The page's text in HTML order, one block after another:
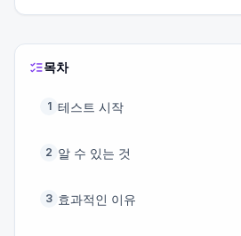
목차
1 테스트 시작
2 알 수 있는 것
3 효과적인 이유